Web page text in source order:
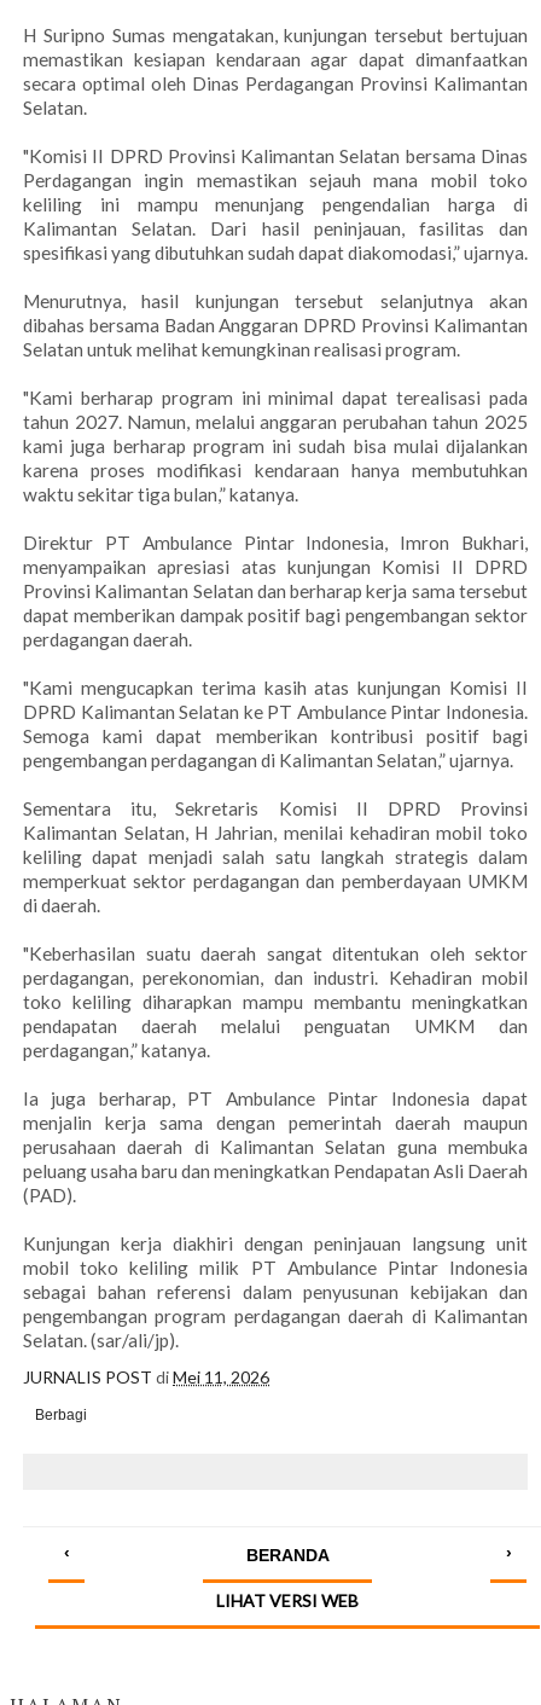
H Suripno Sumas mengatakan, kunjungan tersebut bertujuan
memastikan kesiapan kendaraan agar dapat dimanfaatkan
secara optimal oleh Dinas Perdagangan Provinsi Kalimantan
Selatan.
"Komisi II DPRD Provinsi Kalimantan Selatan bersama Dinas
Perdagangan ingin memastikan sejauh mana mobil toko
keliling ini mampu menunjang pengendalian harga di
Kalimantan Selatan. Dari hasil peninjauan, fasilitas dan
spesifikasi yang dibutuhkan sudah dapat diakomodasi,” ujarnya.
Menurutnya, hasil kunjungan tersebut selanjutnya akan
dibahas bersama Badan Anggaran DPRD Provinsi Kalimantan
Selatan untuk melihat kemungkinan realisasi program.
"Kami berharap program ini minimal dapat terealisasi pada
tahun 2027. Namun, melalui anggaran perubahan tahun 2025
kami juga berharap program ini sudah bisa mulai dijalankan
karena proses modifikasi kendaraan hanya membutuhkan
waktu sekitar tiga bulan,” katanya.
Direktur PT Ambulance Pintar Indonesia, Imron Bukhari,
menyampaikan apresiasi atas kunjungan Komisi II DPRD
Provinsi Kalimantan Selatan dan berharap kerja sama tersebut
dapat memberikan dampak positif bagi pengembangan sektor
perdagangan daerah.
"Kami mengucapkan terima kasih atas kunjungan Komisi II
DPRD Kalimantan Selatan ke PT Ambulance Pintar Indonesia.
Semoga kami dapat memberikan kontribusi positif bagi
pengembangan perdagangan di Kalimantan Selatan,” ujarnya.
Sementara itu, Sekretaris Komisi II DPRD Provinsi
Kalimantan Selatan, H Jahrian, menilai kehadiran mobil toko
keliling dapat menjadi salah satu langkah strategis dalam
memperkuat sektor perdagangan dan pemberdayaan UMKM
di daerah.
"Keberhasilan suatu daerah sangat ditentukan oleh sektor
perdagangan, perekonomian, dan industri. Kehadiran mobil
toko keliling diharapkan mampu membantu meningkatkan
pendapatan daerah melalui penguatan UMKM dan
perdagangan,” katanya.
Ia juga berharap, PT Ambulance Pintar Indonesia dapat
menjalin kerja sama dengan pemerintah daerah maupun
perusahaan daerah di Kalimantan Selatan guna membuka
peluang usaha baru dan meningkatkan Pendapatan Asli Daerah
(PAD).
Kunjungan kerja diakhiri dengan peninjauan langsung unit
mobil toko keliling milik PT Ambulance Pintar Indonesia
sebagai bahan referensi dalam penyusunan kebijakan dan
pengembangan program perdagangan daerah di Kalimantan
Selatan. (sar/ali/jp).
JURNALIS POST diMei 11, 2026
Berbagi
‹ ›
BERANDA
LIHAT VERSI WEB